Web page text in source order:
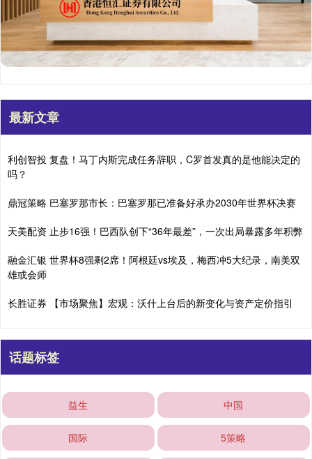
最新文章
利创智投 复盘！马丁内斯完成任务辞职，C罗首发真的是他能决定的
吗？
鼎冠策略 巴塞罗那市长：巴塞罗那已准备好承办2030年世界杯决赛
天美配资 止步16强！巴西队创下“36年最差”，一次出局暴露多年积弊
融金汇银 世界杯8强剩2席！阿根廷vs埃及，梅西冲5大纪录，南美双
雄或会师
长胜证券 【市场聚焦】宏观：沃什上台后的新变化与资产定价指引
话题标签
益生 中国
国际 5策略